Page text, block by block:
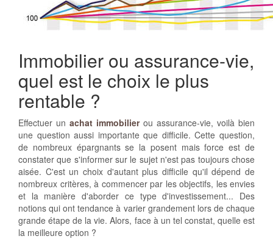
Immobilier ou assurance-vie,
quel est le choix le plus
rentable ?
Effectuer un achat immobilierou assurance-vie, voilà bien
une question aussi importante que difficile. Cette question,
de nombreux épargnants se la posent mais force est de
constater que s'informer sur le sujet n'est pas toujours chose
aisée. C'est un choix d'autant plus difficile qu'il dépend de
nombreux critères, à commencer par les objectifs, les envies
et la manière d'aborder ce type d'investissement... Des
notions qui ont tendance à varier grandement lors de chaque
grande étape de la vie. Alors, face à un tel constat, quelle est
la meilleure option ?